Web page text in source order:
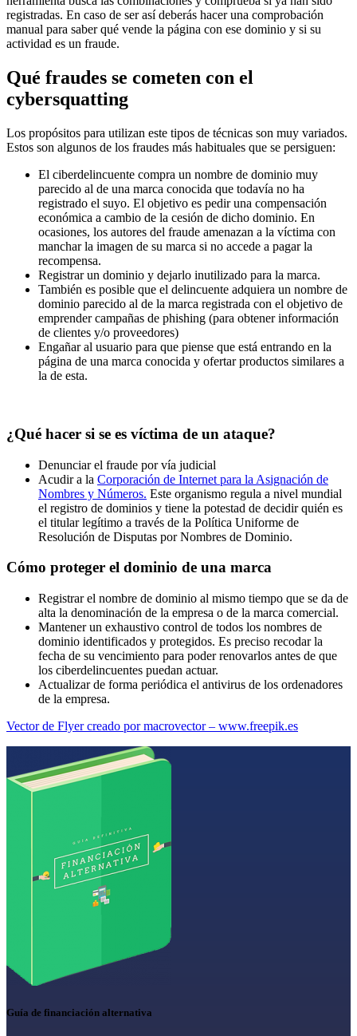
registradas. En caso de ser así deberás hacer una comprobación
manual para saber qué vende la página con ese dominio y si su
actividad es un fraude.
Qué fraudes se cometen con el
cybersquatting
Los propósitos para utilizan este tipos de técnicas son muy variados.
Estos son algunos de los fraudes más habituales que se persiguen:
El ciberdelincuente compra un nombre de dominio muy
parecido al de una marca conocida que todavía no ha
registrado el suyo. El objetivo es pedir una compensación
económica a cambio de la cesión de dicho dominio. En
ocasiones, los autores del fraude amenazan a la víctima con
manchar la imagen de su marca si no accede a pagar la
recompensa.
Registrar un dominio y dejarlo inutilizado para la marca.
También es posible que el delincuente adquiera un nombre de
dominio parecido al de la marca registrada con el objetivo de
emprender campañas de phishing (para obtener información
de clientes y/o proveedores)
Engañar al usuario para que piense que está entrando en la
página de una marca conocida y ofertar productos similares a
la de esta.
¿Qué hacer si se es víctima de un ataque?
Denunciar el fraude por vía judicial
Acudir a la Corporación de Internet para la Asignación de
Nombres y Números. Este organismo regula a nivel mundial
el registro de dominios y tiene la potestad de decidir quién es
el titular legítimo a través de la Política Uniforme de
Resolución de Disputas por Nombres de Dominio.
Cómo proteger el dominio de una marca
Registrar el nombre de dominio al mismo tiempo que se da de
alta la denominación de la empresa o de la marca comercial.
Mantener un exhaustivo control de todos los nombres de
dominio identificados y protegidos. Es preciso recodar la
fecha de su vencimiento para poder renovarlos antes de que
los ciberdelincuentes puedan actuar.
Actualizar de forma periódica el antivirus de los ordenadores
de la empresa.
Vector de Flyer creado por macrovector – www.freepik.es
Guía de financiación alternativa